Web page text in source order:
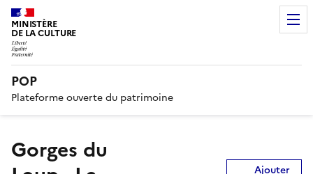
MINISTÈRE
DE LA CULTURE
POP
Plateforme ouverte du patrimoine
Gorges du
Ajouter